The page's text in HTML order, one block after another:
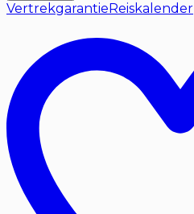
Vertrekgarantie Reiskalender